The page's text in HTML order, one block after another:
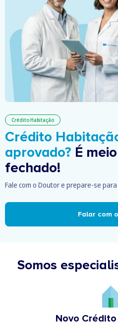
Crédito Habitação
Crédito
aprovado? É
fechado!
Fale com o Doutor e prepare-se
Falar com
Somos
Novo